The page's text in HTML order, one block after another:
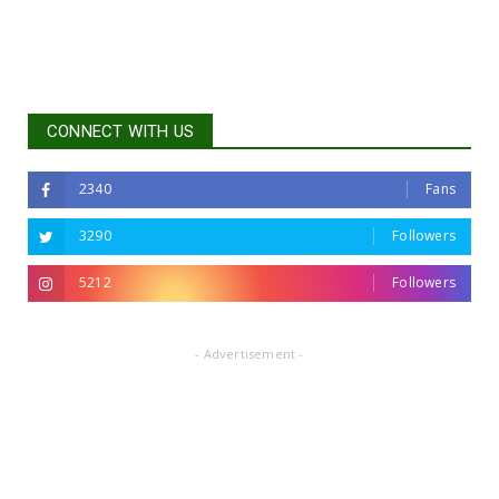
CONNECT WITH US
2340 Fans
3290 Followers
5212 Followers
- Advertisement -